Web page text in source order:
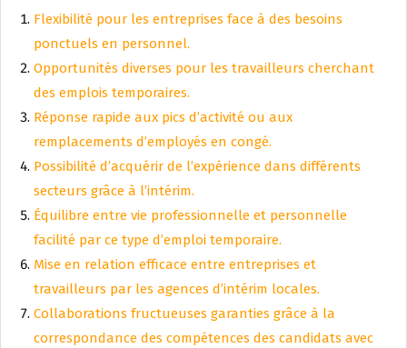
Flexibilité pour les entreprises face à des besoins
ponctuels en personnel.
Opportunités diverses pour les travailleurs cherchant
des emplois temporaires.
Réponse rapide aux pics d’activité ou aux
remplacements d’employés en congé.
Possibilité d’acquérir de l’expérience dans différents
secteurs grâce à l’intérim.
Équilibre entre vie professionnelle et personnelle
facilité par ce type d’emploi temporaire.
Mise en relation efficace entre entreprises et
travailleurs par les agences d’intérim locales.
Collaborations fructueuses garanties grâce à la
correspondance des compétences des candidats avec